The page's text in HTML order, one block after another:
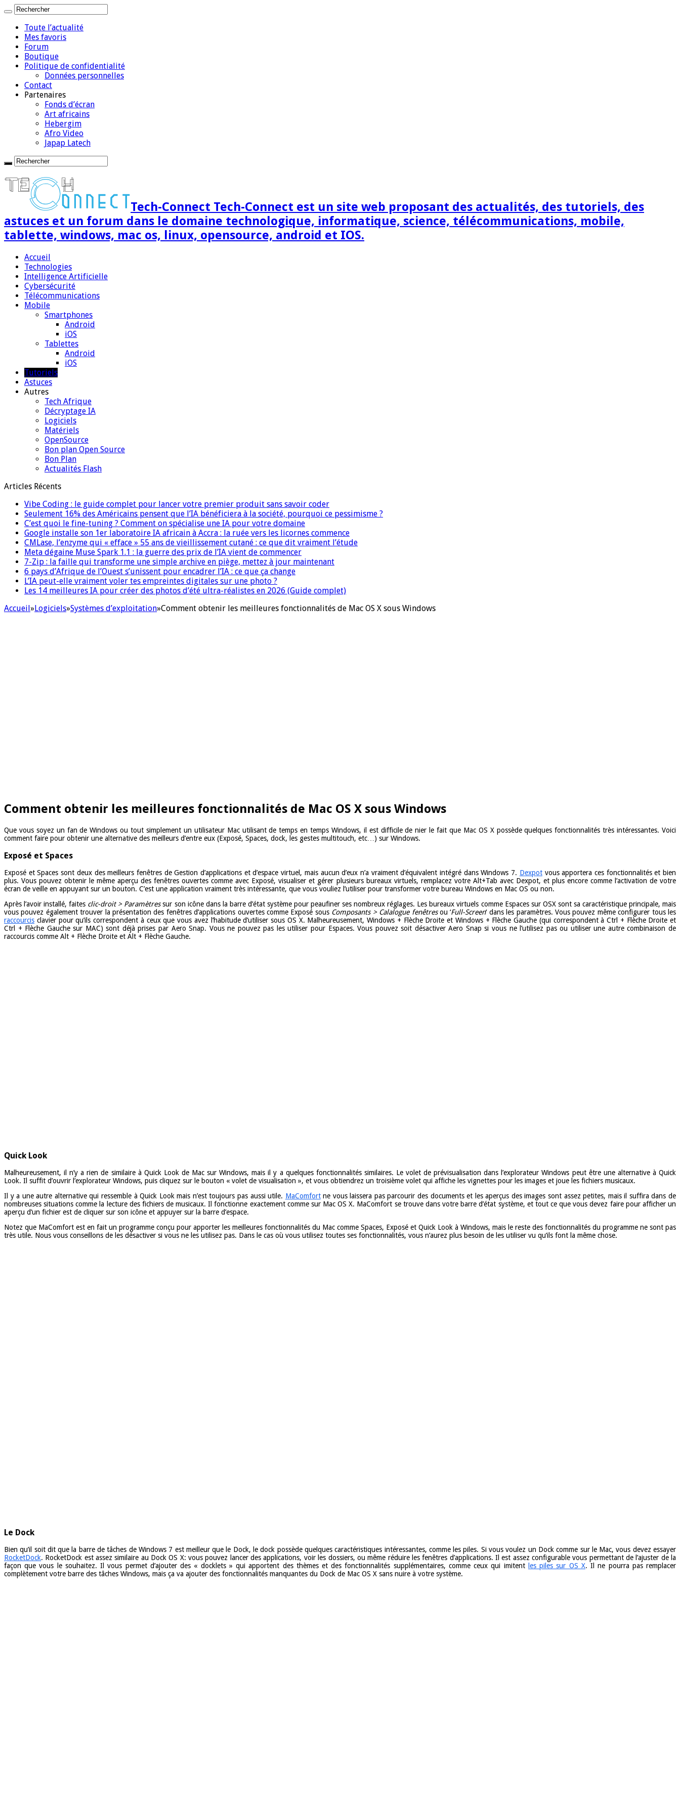
Toute l’actualité
Mes favoris
Forum
Boutique
Politique de confidentialité
Données personnelles
Contact
Partenaires
Fonds d’écran
Art africains
Hebergim
Afro Video
Japap Latech
Tech-Connect Tech-Connect est un site web proposant des actualités, des tutoriels, des
astuces et un forum dans le domaine technologique, informatique, science, télécommunications, mobile,
tablette, windows, mac os, linux, opensource, android et IOS.
Accueil
Technologies
Intelligence Artificielle
Cybersécurité
Télécommunications
Mobile
Smartphones
Android
iOS
Tablettes
Android
iOS
Tutoriels
Astuces
Autres
Tech Afrique
Décryptage IA
Logiciels
Matériels
OpenSource
Bon plan Open Source
Bon Plan
Actualités Flash
Articles Récents
Vibe Coding : le guide complet pour lancer votre premier produit sans savoir coder
Seulement 16% des Américains pensent que l’IA bénéficiera à la société, pourquoi ce pessimisme ?
C’est quoi le fine-tuning ? Comment on spécialise une IA pour votre domaine
Google installe son 1er laboratoire IA africain à Accra : la ruée vers les licornes commence
CMLase, l’enzyme qui « efface » 55 ans de vieillissement cutané : ce que dit vraiment l’étude
Meta dégaine Muse Spark 1.1 : la guerre des prix de l’IA vient de commencer
7-Zip : la faille qui transforme une simple archive en piège, mettez à jour maintenant
6 pays d’Afrique de l’Ouest s’unissent pour encadrer l’IA : ce que ça change
L’IA peut-elle vraiment voler tes empreintes digitales sur une photo ?
Les 14 meilleures IA pour créer des photos d’été ultra-réalistes en 2026 (Guide complet)
Accueil»Logiciels»Systèmes d’exploitation»Comment obtenir les meilleures fonctionnalités de Mac OS X sous Windows
Comment obtenir les meilleures fonctionnalités de Mac OS X sous Windows
Que vous soyez un fan de Windows ou tout simplement un utilisateur Mac utilisant de temps en temps Windows, il est difficile de nier le fait que Mac OS X possède quelques fonctionnalités très intéressantes. Voici
comment faire pour obtenir une alternative des meilleurs d’entre eux (Exposé, Spaces, dock, les gestes multitouch, etc…) sur Windows.
Exposé et Spaces
Exposé et Spaces sont deux des meilleurs fenêtres de Gestion d’applications et d’espace virtuel, mais aucun d’eux n’a vraiment d’équivalent intégré dans Windows 7. Dexpotvous apportera ces fonctionnalités et bien
plus. Vous pouvez obtenir le même aperçu des fenêtres ouvertes comme avec Exposé, visualiser et gérer plusieurs bureaux virtuels, remplacez votre Alt+Tab avec Dexpot, et plus encore comme l’activation de votre
écran de veille en appuyant sur un bouton. C’est une application vraiment très intéressante, que vous vouliez l’utiliser pour transformer votre bureau Windows en Mac OS ou non.
Après l’avoir installé, faites clic-droit > Paramètressur son icône dans la barre d’état système pour peaufiner ses nombreux réglages. Les bureaux virtuels comme Espaces sur OSX sont sa caractéristique principale, mais
vous pouvez également trouver la présentation des fenêtres d’applications ouvertes comme Exposé sous Composants > Calalogue fenêtresou ‘Full-Screen‘ dans les paramètres. Vous pouvez même configurer tous les
raccourcis clavier pour qu’ils correspondent à ceux que vous avez l’habitude d’utiliser sous OS X. Malheureusement, Windows + Flèche Droite et Windows + Flèche Gauche (qui correspondent à Ctrl + Flèche Droite et
Ctrl + Flèche Gauche sur MAC) sont déjà prises par Aero Snap. Vous ne pouvez pas les utiliser pour Espaces. Vous pouvez soit désactiver Aero Snap si vous ne l’utilisez pas ou utiliser une autre combinaison de
raccourcis comme Alt + Flèche Droite et Alt + Flèche Gauche.
Quick Look
Malheureusement, il n’y a rien de similaire à Quick Look de Mac sur Windows, mais il y a quelques fonctionnalités similaires. Le volet de prévisualisation dans l’explorateur Windows peut être une alternative à Quick
Look. Il suffit d’ouvrir l’explorateur Windows, puis cliquez sur le bouton « volet de visualisation », et vous obtiendrez un troisième volet qui affiche les vignettes pour les images et joue les fichiers musicaux.
Il y a une autre alternative qui ressemble à Quick Look mais n’est toujours pas aussi utile. MaComfortne vous laissera pas parcourir des documents et les aperçus des images sont assez petites, mais il suffira dans de
nombreuses situations comme la lecture des fichiers de musicaux. Il fonctionne exactement comme sur Mac OS X. MaComfort se trouve dans votre barre d’état système, et tout ce que vous devez faire pour afficher un
aperçu d’un fichier est de cliquer sur son icône et appuyer sur la barre d’espace.
Notez que MaComfort est en fait un programme conçu pour apporter les meilleures fonctionnalités du Mac comme Spaces, Exposé et Quick Look à Windows, mais le reste des fonctionnalités du programme ne sont pas
très utile. Nous vous conseillons de les désactiver si vous ne les utilisez pas. Dans le cas où vous utilisez toutes ses fonctionnalités, vous n’aurez plus besoin de les utiliser vu qu’ils font la même chose.
Le Dock
Bien qu’il soit dit que la barre de tâches de Windows 7 est meilleur que le Dock, le dock possède quelques caractéristiques intéressantes, comme les piles. Si vous voulez un Dock comme sur le Mac, vous devez essayer
RocketDock. RocketDock est assez similaire au Dock OS X: vous pouvez lancer des applications, voir les dossiers, ou même réduire les fenêtres d’applications. Il est assez configurable vous permettant de l’ajuster de la
façon que vous le souhaitez. Il vous permet d’ajouter des « docklets » qui apportent des thèmes et des fonctionnalités supplémentaires, comme ceux qui imitent les piles sur OS X. Il ne pourra pas remplacer
complètement votre barre des tâches Windows, mais ça va ajouter des fonctionnalités manquantes du Dock de Mac OS X sans nuire à votre système.